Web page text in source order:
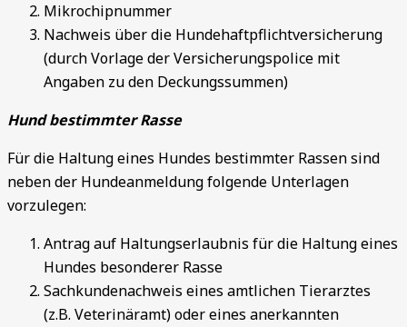
Mikrochipnummer
Nachweis über die Hundehaftpflichtversicherung
(durch Vorlage der Versicherungspolice mit
Angaben zu den Deckungssummen)
Hund bestimmter Rasse
Für die Haltung eines Hundes bestimmter Rassen sind
neben der Hundeanmeldung folgende Unterlagen
vorzulegen:
Antrag auf Haltungserlaubnis für die Haltung eines
Hundes besonderer Rasse
Sachkundenachweis eines amtlichen Tierarztes
(z.B. Veterinäramt) oder eines anerkannten